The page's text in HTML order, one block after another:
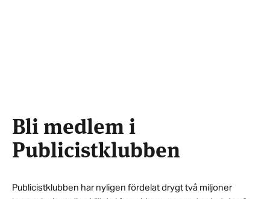
Bli medlem i
Publicistklubben
Publicistklubben har nyligen fördelat drygt två miljoner